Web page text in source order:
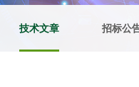
环境
技术文章 招标公